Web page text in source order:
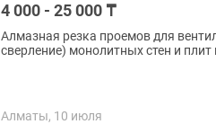
4 000 - 25 000 ₸
Алмазная резка проемов для
сверление) монолитных стен и
Алматы, 10 июля